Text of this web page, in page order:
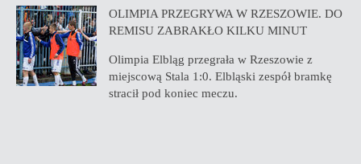
OLIMPIA PRZEGRYWA W RZESZOWIE. DO
REMISU ZABRAKŁO KILKU MINUT
Olimpia Elbląg przegrała w Rzeszowie z
miejscową Stala 1:0. Elbląski zespół bramkę
stracił pod koniec meczu.